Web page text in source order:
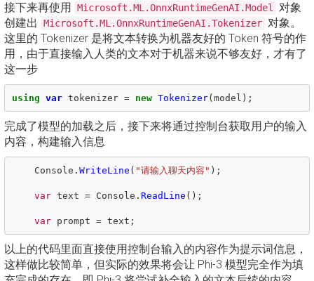
接下来再使用 Microsoft.ML.OnnxRuntimeGenAI.Model
对象
创建出
Microsoft.ML.OnnxRuntimeGenAI.Tokenizer 对象。
这里的 Tokenizer 是将文本转换为机器友好的 Token 符号的作
用，由于直接输入人类的文本对于机器来说不够友好，才有了
这一步
using var tokenizer = new Tokenizer(model );
完成了模型的加载之后，接下来将通过控制台获取用户的输入
内容，构建输入信息
Console . WriteLine ( "请输入聊天内容" );
var text = Console . ReadLine ();
var prompt = text ;
以上的代码里面直接使用控制台输入的内容作为提示词信息，
这样做比较简单，但实际的效果将会让 Phi-3 模型完全作为填